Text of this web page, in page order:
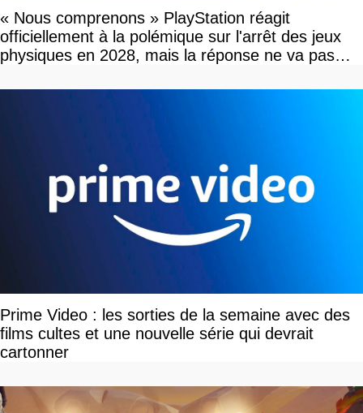
« Nous comprenons » PlayStation réagit
officiellement à la polémique sur l'arrêt des jeux
physiques en 2028, mais la réponse ne va pas
Prime Video : les sorties de la semaine avec des
films cultes et une nouvelle série qui devrait
cartonner